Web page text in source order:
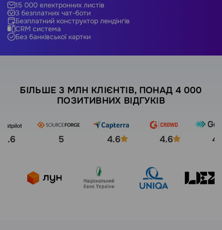
15 000 електронних листів
3 безплатних чат-боти
Безплатний конструктор лендінгів
CRM система
Без банківської картки
БІЛЬШЕ 3 МЛН КЛІЄНТІВ, ПОНАД 4 000
ПОЗИТИВНИХ ВІДГУКІВ
4.6 5 4.6 4.6